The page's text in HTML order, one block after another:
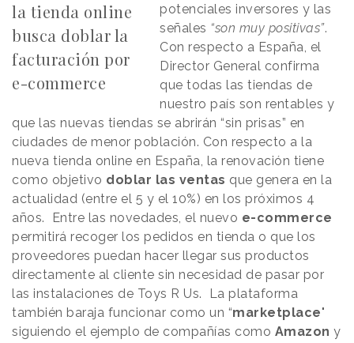
la tienda online
busca doblar la
facturación por
e-commerce
potenciales inversores y las
señales “son muy positivas”.
Con respecto a España, el
Director General confirma
que todas las tiendas de
nuestro país son rentables y
que las nuevas tiendas se abrirán “sin prisas” en
ciudades de menor población. Con respecto a la
nueva tienda online en España, la renovación tiene
como objetivo doblar las ventas que genera en la
actualidad (entre el 5 y el 10%) en los próximos 4
años. Entre las novedades, el nuevo e-commerce
permitirá recoger los pedidos en tienda o que los
proveedores puedan hacer llegar sus productos
directamente al cliente sin necesidad de pasar por
las instalaciones de Toys R Us. La plataforma
también baraja funcionar como un “marketplace"
siguiendo el ejemplo de compañías como Amazon y